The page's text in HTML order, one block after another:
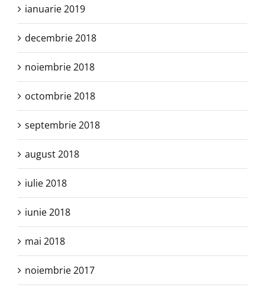
ianuarie 2019
decembrie 2018
noiembrie 2018
octombrie 2018
septembrie 2018
august 2018
iulie 2018
iunie 2018
mai 2018
noiembrie 2017